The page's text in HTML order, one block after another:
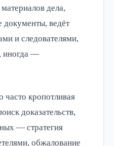
дела,
документы, ведёт
и следователями,
иногда —
часто кропотливая
доказательств,
— стратегия
обжалование